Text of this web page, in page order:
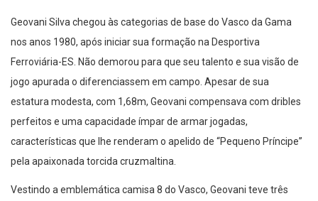
Geovani Silva chegou às categorias de base do Vasco da Gama
nos anos 1980, após iniciar sua formação na Desportiva
Ferroviária-ES. Não demorou para que seu talento e sua visão de
jogo apurada o diferenciassem em campo. Apesar de sua
estatura modesta, com 1,68m, Geovani compensava com dribles
perfeitos e uma capacidade ímpar de armar jogadas,
características que lhe renderam o apelido de “Pequeno Príncipe”
pela apaixonada torcida cruzmaltina.
Vestindo a emblemática camisa 8 do Vasco, Geovani teve três